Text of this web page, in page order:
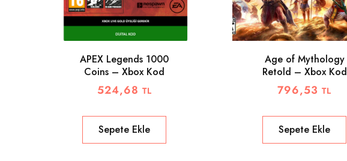
APEX Legends 1000
Coins – Xbox Kod
524,68 TL
Sepete Ekle
Age of Mythology
Retold – Xbox Kod
796,53 TL
Sepete Ekle